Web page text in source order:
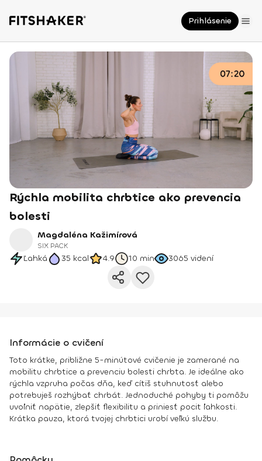
Prihlásenie
Rýchla mobilita chrbtice ako prevencia
bolesti
Magdaléna Kažimírová
SIX PACK
Ľahká 35 kcal 4.9 10 min 3065 videní
Informácie o cvičení
Toto krátke, približne 5-minútové cvičenie je zamerané na
mobilitu chrbtice a prevenciu bolesti chrbta. Je ideálne ako
rýchla vzpruha počas dňa, keď cítiš stuhnutosť alebo
potrebuješ rozhýbať chrbát. Jednoduché pohyby ti pomôžu
uvoľniť napätie, zlepšiť flexibilitu a priniesť pocit ľahkosti.
Krátka pauza, ktorá tvojej chrbtici urobí veľkú službu.